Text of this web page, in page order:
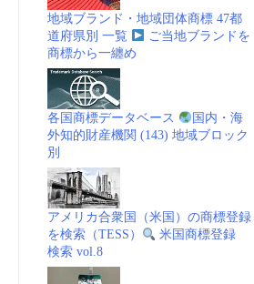
地域ブランド・地域団体商標 47都
道府県別 一覧
ご当地ブランドを
商標から一纏め
各国商標データベース
国内・海
外知的財産機関 (143) 地域ブロック
別
アメリカ合衆国（米国）の商標登録
を検索（TESS）
米国商標登録
検索 vol.8